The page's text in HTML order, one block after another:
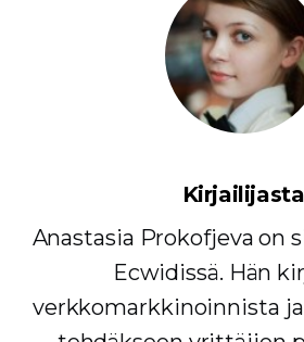
Kirjailijasta
Anastasia Prokofjeva on
Ecwidissä. Hän
verkkomarkkinoinnista